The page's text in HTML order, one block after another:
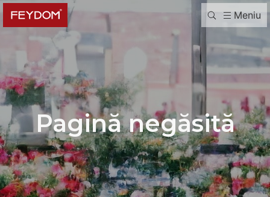
Meniu
Pagină negăsită